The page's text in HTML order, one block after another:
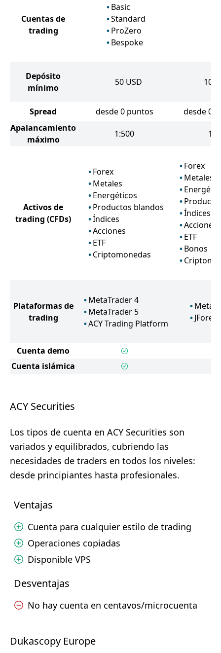
Cuentas de
trading
Basic
Standard
ProZero
Bespoke
Depósito
mínimo
50 USD 100
Spread desde 0 puntos
desde
Apalancamiento
máximo
1:500
Activos de
trading (CFDs)
Forex
Metales
Energéticos
Productos blandos
Índices
Acciones
ETF
Criptomonedas
Forex
Metales
Índices
Acciones
ETF
Bonos
Plataformas de
trading
MetaTrader 4
MetaTrader 5
ACY Trading Platform
JForex
Cuenta demo
Cuenta islámica
ACY Securities
Los tipos de cuenta en ACY Securities son
variados y equilibrados, cubriendo las
necesidades de traders en todos los niveles:
desde principiantes hasta profesionales.
Ventajas
Cuenta para cualquier estilo de trading
Operaciones copiadas
Disponible VPS
Desventajas
No hay cuenta en centavos/microcuenta
Dukascopy Europe